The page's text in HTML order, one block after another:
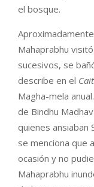
el bosque.
Mahaprabhu
sucesivos, se
describe en el
Magha-mela
de Bindhu
quienes ansiaban
se menciona que
ocasión y no
Mahaprabhu